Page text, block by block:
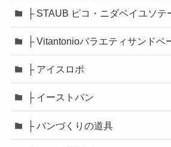
├ STAUB ピコ・ニダベイユソテ
├ Vitantonioバラエティサンドベ
├ アイスロボ
├ イーストパン
├ パンづくりの道具